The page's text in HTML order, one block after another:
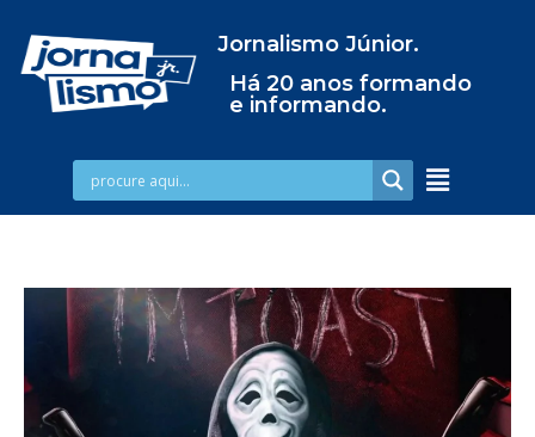
Jornalismo Júnior.
Há 20 anos formando
e informando.